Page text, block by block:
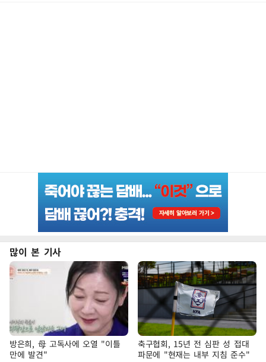
많이 본 기사
방은희, 母 고독사에 오열 "이틀
만에 발견"
축구협회, 15년 전 심판 성 접대
파문에 "현재는 내부 지침 준수"